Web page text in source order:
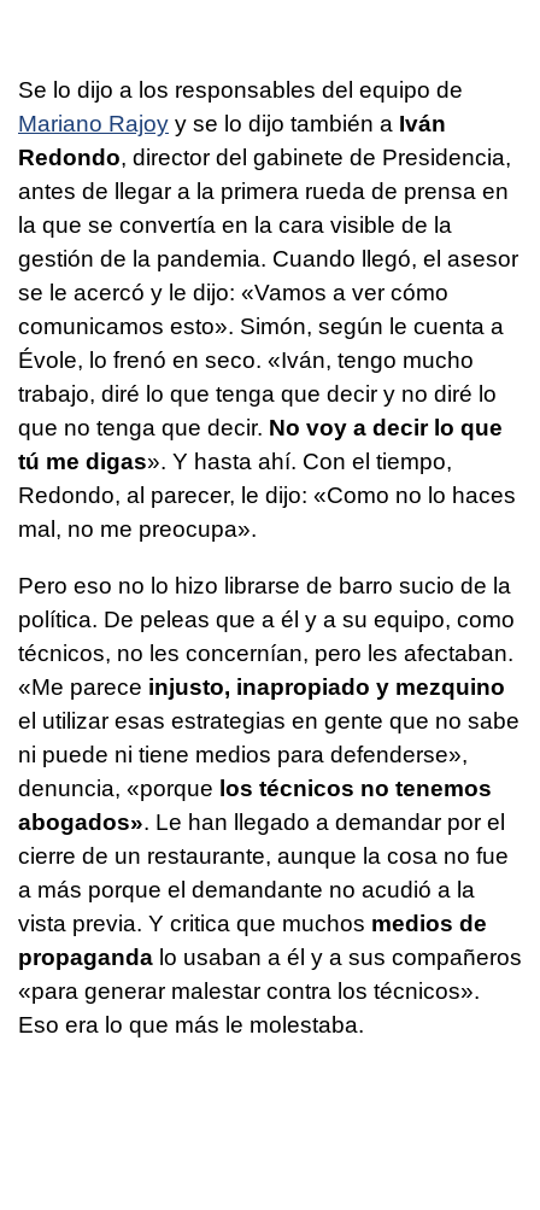
Se lo dijo a los responsables del equipo de
Mariano Rajoy y se lo dijo también a Iván
Redondo, director del gabinete de Presidencia,
antes de llegar a la primera rueda de prensa en
la que se convertía en la cara visible de la
gestión de la pandemia. Cuando llegó, el asesor
se le acercó y le dijo: «Vamos a ver cómo
comunicamos esto». Simón, según le cuenta a
Évole, lo frenó en seco. «Iván, tengo mucho
trabajo, diré lo que tenga que decir y no diré lo
que no tenga que decir. No voy a decir lo que
tú me digas». Y hasta ahí. Con el tiempo,
Redondo, al parecer, le dijo: «Como no lo haces
mal, no me preocupa».
Pero eso no lo hizo librarse de barro sucio de la
política. De peleas que a él y a su equipo, como
técnicos, no les concernían, pero les afectaban.
«Me parece injusto, inapropiado y mezquino
el utilizar esas estrategias en gente que no sabe
ni puede ni tiene medios para defenderse»,
denuncia, «porque los técnicos no tenemos
abogados». Le han llegado a demandar por el
cierre de un restaurante, aunque la cosa no fue
a más porque el demandante no acudió a la
vista previa. Y critica que muchos medios de
propaganda lo usaban a él y a sus compañeros
«para generar malestar contra los técnicos».
Eso era lo que más le molestaba.